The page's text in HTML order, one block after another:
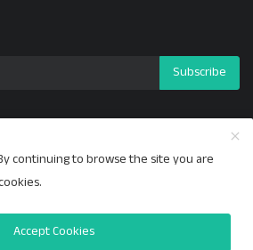
Subscribe
ಕಲ್ಯಾಣ ಕಹಳೆ - All Rights Reserved.
Privacy Policy
continuing to browse the site you are
Accept Cookies